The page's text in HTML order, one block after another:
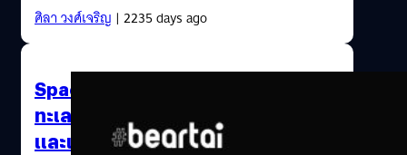
ศิลา วงศ์เจริญ | 2235 days ago
SpaceX มีแผนสร้างท่าอวกาศยานใน
ทะเลสำหรับไปดาวอังคารดวงจันทร์
และเที่ยวบินความเร็วสูงรอบโลก